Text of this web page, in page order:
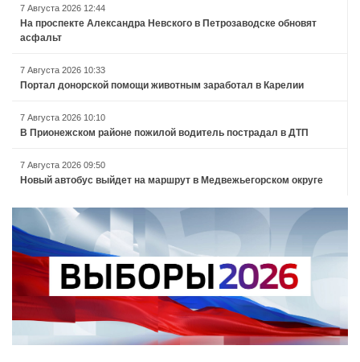
7 Августа 2026 12:44
На проспекте Александра Невского в Петрозаводске обновят
асфальт
7 Августа 2026 10:33
Портал донорской помощи животным заработал в Карелии
7 Августа 2026 10:10
В Прионежском районе пожилой водитель пострадал в ДТП
7 Августа 2026 09:50
Новый автобус выйдет на маршрут в Медвежьегорском округе